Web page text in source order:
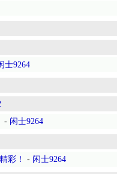
士9264
- 闲士9264
彩！
- 闲士9264